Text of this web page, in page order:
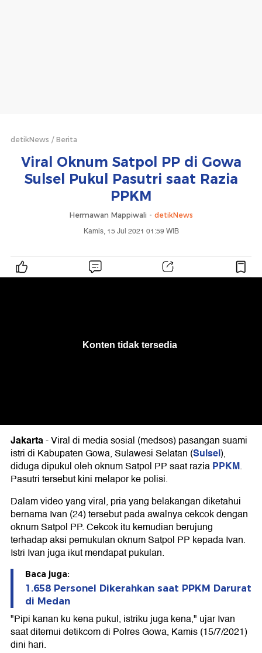
detikNews Berita
Viral Oknum Satpol PP di Gowa
Sulsel Pukul Pasutri saat Razia
PPKM
Hermawan Mappiwali - detikNews
Kamis, 15 Jul 2021 01:59 WIB
Jakarta-Viral di media sosial (medsos) pasangan suami
istri di Kabupaten Gowa, Sulawesi Selatan (Sulsel),
diduga dipukul oleh oknum Satpol PP saat raziaPPKM.
Pasutri tersebut kini melapor ke polisi.
Dalam video yang viral, pria yang belakangan diketahui
bernama Ivan (24) tersebut pada awalnya cekcok dengan
oknum Satpol PP. Cekcok itu kemudian berujung
terhadap aksi pemukulan oknum Satpol PP kepada Ivan.
Istri Ivan juga ikut mendapat pukulan.
Baca juga:
1.658 Personel Dikerahkan saat PPKM Darurat
di Medan
"Pipi kanan ku kena pukul, istriku juga kena," ujar Ivan
saat ditemui detikcom di Polres Gowa, Kamis (15/7/2021)
dini hari.